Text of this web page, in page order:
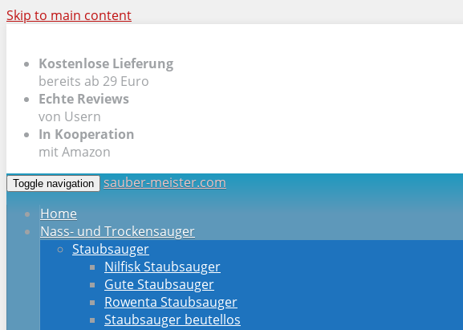
Skip to main content
Kostenlose Lieferung
bereits ab 29 Euro
Echte Reviews
von Usern
In Kooperation
mit Amazon
Toggle navigation
sauber-meister.com
Home
Nass- und Trockensauger
Staubsauger
Nilfisk Staubsauger
Gute Staubsauger
Rowenta Staubsauger
Staubsauger beutellos